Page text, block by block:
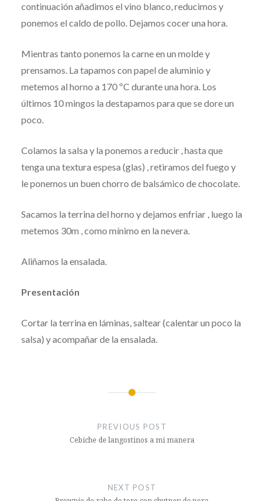
continuación añadimos el vino blanco, reducimos y
ponemos el caldo de pollo. Dejamos cocer una hora.
Mientras tanto ponemos la carne en un molde y
prensamos. La tapamos con papel de aluminio y
metemos al horno a 170 ºC durante una hora. Los
últimos 10 mingos la destapamos para que se dore un
poco.
Colamos la salsa y la ponemos a reducir , hasta que
tenga una textura espesa (glas) , retiramos del fuego y
le ponemos un buen chorro de balsámico de chocolate.
Sacamos la terrina del horno y dejamos enfriar , luego la
metemos 30m , como mínimo en la nevera.
Aliñamos la ensalada.
Presentación
Cortar la terrina en láminas, saltear (calentar un poco la
salsa) y acompañar de la ensalada.
PREVIOUS POST
Cebiche de langostinos a mi manera
NEXT POST